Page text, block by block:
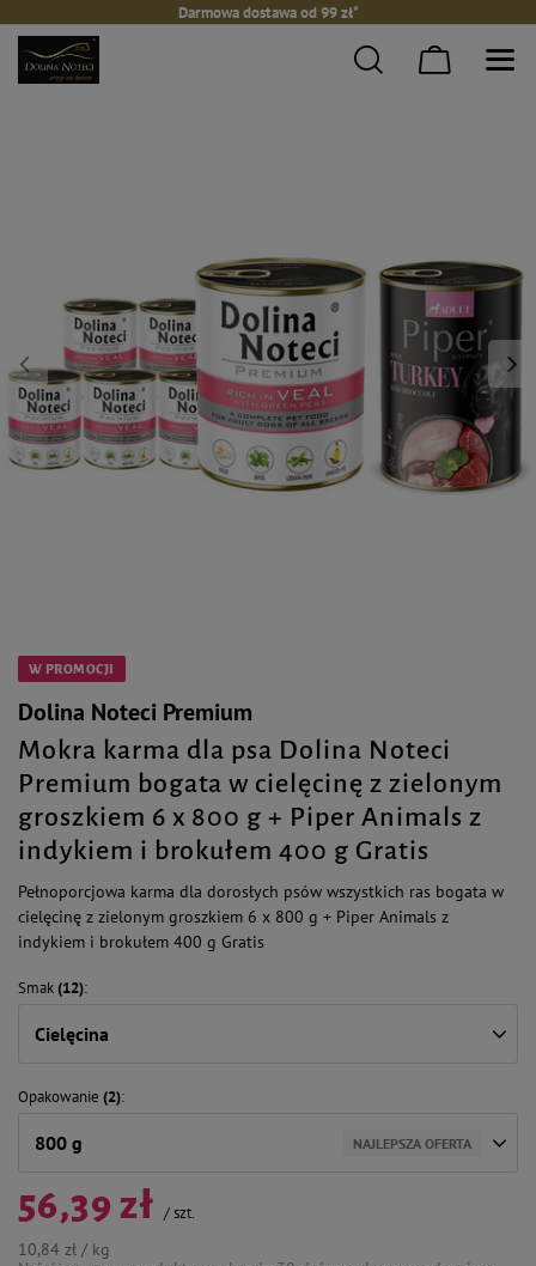
Darmowa dostawa od 99 zł*
W PROMOCJI
Dolina Noteci Premium
Mokra karma dla psa Dolina Noteci
Premium bogata w cielęcinę z zielonym
groszkiem 6 x 800 g + Piper Animals z
indykiem i brokułem 400 g Gratis
Pełnoporcjowa karma dla dorosłych psów wszystkich ras bogata w
cielęcinę z zielonym groszkiem 6 x 800 g + Piper Animals z
indykiem i brokułem 400 g Gratis
Smak(12)
Cielęcina
Opakowanie (2)
800 g NAJLEPSZA OFERTA
56,39 zł /szt.
10,84 zł / kg